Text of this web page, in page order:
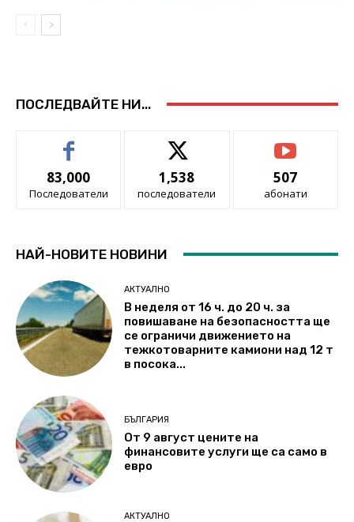
ПОСЛЕДВАЙТЕ НИ...
83,000
Последователи
1,538
последователи
507
абонати
НАЙ-НОВИТЕ НОВИНИ
АКТУАЛНО
В неделя от 16 ч. до 20 ч. за
повишаване на безопасността ще
се ограничи движението на
тежкотоварните камиони над 12 т
в посока...
БЪЛГАРИЯ
От 9 август цените на
финансовите услуги ще са само в
евро
АКТУАЛНО